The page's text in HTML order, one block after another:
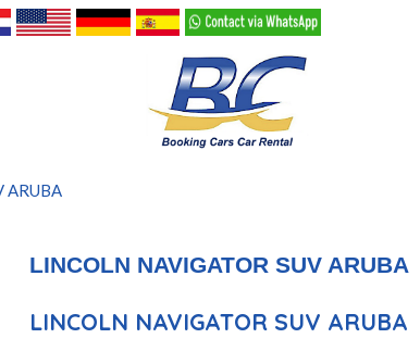
ARUBA
LINCOLN NAVIGATOR SUV ARUBA
LINCOLN NAVIGATOR SUV ARUBA